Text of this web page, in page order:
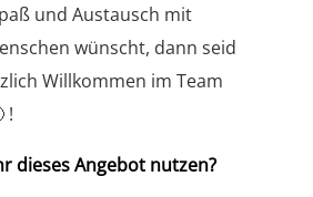
und Austausch mit
wünscht, dann seid
Willkommen im Team
!
dieses Angebot nutzen?